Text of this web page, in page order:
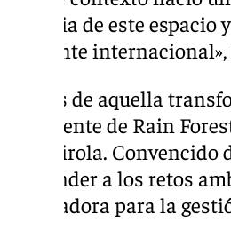
historia de este
referente
Detrás de aquella
presidente de Rain
Fuengirola. Convencido
responder a los retos
innovadora para la